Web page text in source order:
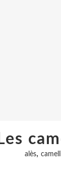
Les
alès,